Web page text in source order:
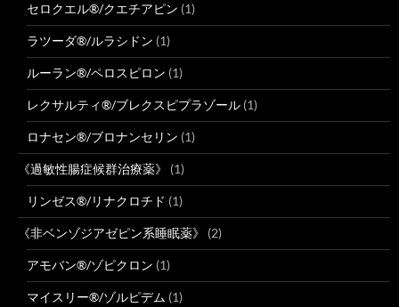
セロクエル®/クエチアピン (1)
ラツーダ®/ルラシドン (1)
ルーラン®/ペロスピロン (1)
レクサルティ®/ブレクスピプラゾール (1)
ロナセン®/ブロナンセリン (1)
《過敏性腸症候群治療薬》 (1)
リンゼス®/リナクロチド (1)
《非ベンゾジアゼピン系睡眠薬》 (2)
アモバン®/ゾピクロン (1)
マイスリー®/ゾルピデム (1)